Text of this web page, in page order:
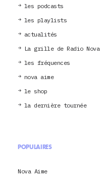
les podcasts
les playlists
actualités
La grille de Radio Nova
les fréquences
nova aime
le shop
la dernière tournée
POPULAIRES
Nova Aime